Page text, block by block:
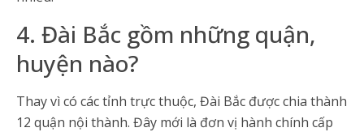
4. Đài Bắc gồm những quận,
huyện nào?
Thay vì có các tỉnh trực thuộc, Đài Bắc được chia thành
12 quận nội thành. Đây mới là đơn vị hành chính cấp